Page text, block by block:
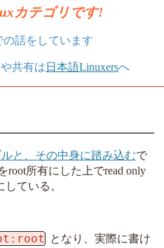
カテゴリです!
話をしています
共有は 日本語Linuxersへ
と、その中身に踏み込むで
所有にした上でread only
ている。
となり、実際に書け